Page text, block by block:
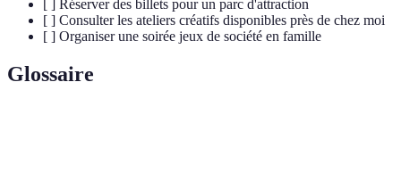
[ ] Réserver des billets pour un parc d'attraction
[ ] Consulter les ateliers créatifs disponibles près de chez moi
[ ] Organiser une soirée jeux de société en famille
Glossaire